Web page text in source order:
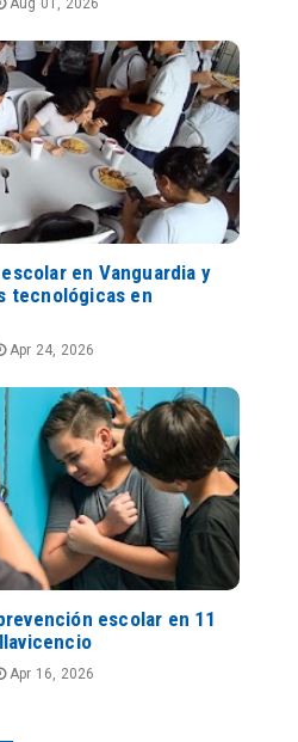
en Vanguardia y
tecnológicas en
Apr 24, 2026
escolar en 11
Apr 16, 2026